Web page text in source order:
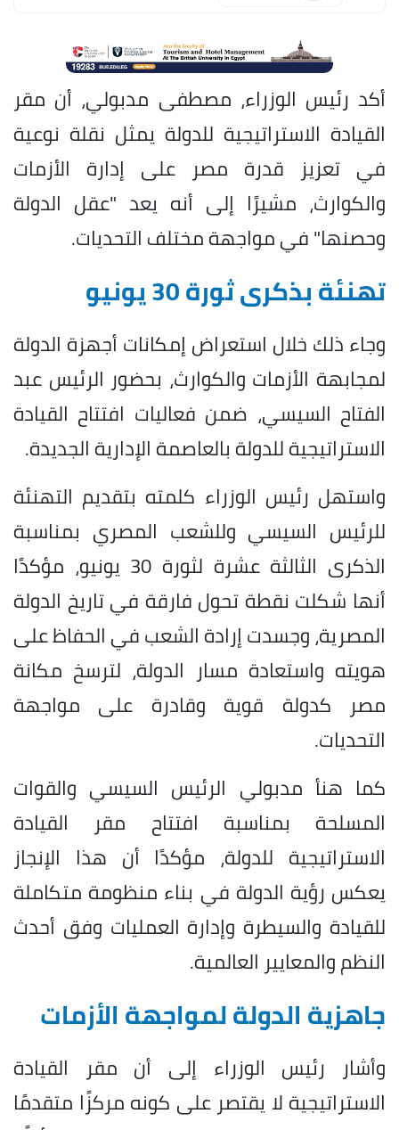
أكد رئيس الوزراء، مصطفى مدبولي، أن مقر
القيادة الاستراتيجية للدولة يمثل نقلة نوعية
في تعزيز قدرة مصر على إدارة الأزمات
والكوارث، مشيرًا إلى أنه يعد "عقل الدولة
وحصنها" في مواجهة مختلف التحديات.
تهنئة بذكرى ثورة 30 يونيو
وجاء ذلك خلال استعراض إمكانات أجهزة الدولة
لمجابهة الأزمات والكوارث، بحضور الرئيس عبد
الفتاح السيسي، ضمن فعاليات افتتاح القيادة
الاستراتيجية للدولة بالعاصمة الإدارية الجديدة.
واستهل رئيس الوزراء كلمته بتقديم التهنئة
للرئيس السيسي وللشعب المصري بمناسبة
الذكرى الثالثة عشرة لثورة 30 يونيو، مؤكدًا
أنها شكلت نقطة تحول فارقة في تاريخ الدولة
المصرية، وجسدت إرادة الشعب في الحفاظ على
هويته واستعادة مسار الدولة، لترسخ مكانة
مصر كدولة قوية وقادرة على مواجهة
التحديات.
كما هنأ مدبولي الرئيس السيسي والقوات
المسلحة بمناسبة افتتاح مقر القيادة
الاستراتيجية للدولة، مؤكدًا أن هذا الإنجاز
يعكس رؤية الدولة في بناء منظومة متكاملة
للقيادة والسيطرة وإدارة العمليات وفق أحدث
النظم والمعايير العالمية.
جاهزية الدولة لمواجهة الأزمات
وأشار رئيس الوزراء إلى أن مقر القيادة
الاستراتيجية لا يقتصر على كونه مركزًا متقدمًا